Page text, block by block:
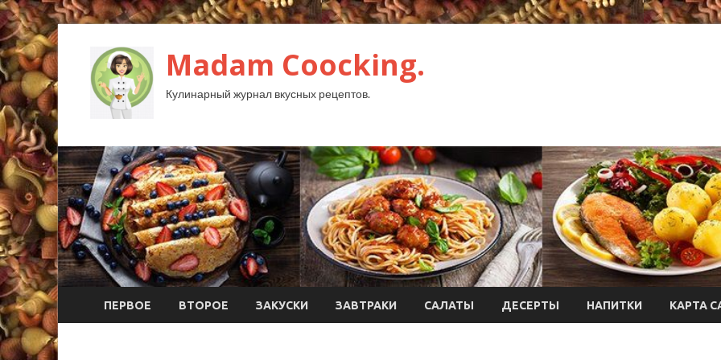
Madam Coocking.
Кулинарный журнал вкусных рецептов.
ПЕРВОЕ ВТОРОЕ ЗАКУСКИ ЗАВТРАКИ САЛАТЫ ДЕСЕРТЫ НАПИТКИ КАРТА